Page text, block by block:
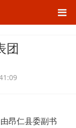
团
昂仁县委副书